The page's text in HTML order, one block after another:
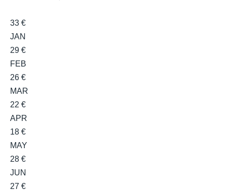
33 €
JAN
29 €
FEB
26 €
MAR
22 €
APR
18 €
MAY
28 €
JUN
27 €